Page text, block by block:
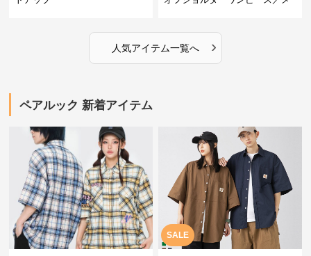
人気アイテム一覧へ ›
ペアルック 新着アイテム
SALE